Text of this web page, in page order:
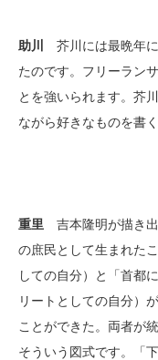
助川
芥川には最晩年
たのです。フリーラン
とを強いられます。芥
ながら好きなものを書
重里 吉本隆明が描き
の庶民として生まれた
しての自分）と「首都
リートとしての自分）
ことができた。両者が
そういう図式です。「